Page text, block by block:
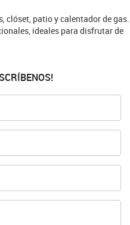
clóset, patio y calentador de gas.
ideales para disfrutar de